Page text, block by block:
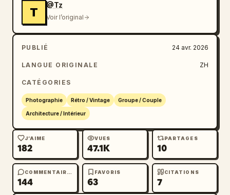
T
@Tz
Voir l’original
PUBLIÉ 24 avr. 2026
LANGUE ORIGINALE ZH
CATÉGORIES
Photographie Rétro / Vintage Groupe / Couple
Architecture / Intérieur
J’AIME
182
VUES
47.1K
PARTAGES
10
COMMENTAIRES
144
FAVORIS
63
CITATIONS
7